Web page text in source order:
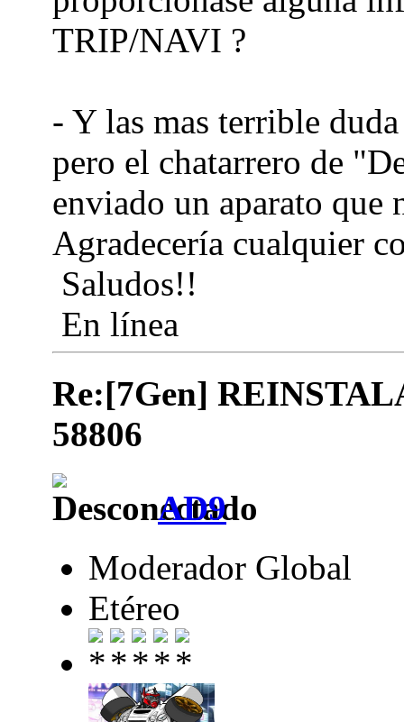
TRIP/NAVI ?
- Y las mas terrible
pero el chatarrero de
enviado un aparato que
Agradecería cualquier
Saludos!!
En línea
Re:[7Gen]
58806
AD9
Moderador Global
Etéreo